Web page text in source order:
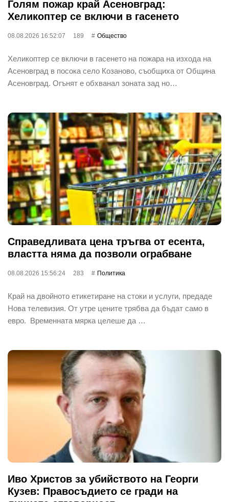
Голям пожар край Асеновград:
Хеликоптер се включи в гасенето
08.08.2026 16:52:07 189 Общество
Хеликоптер се включи в гасенето на пожара на изхода на
Асеновград в посока село Козаново, съобщиха от Община
Асеновград. Огънят е обхванал зоната зад но…
Справедливата цена тръгва от есента,
властта няма да позволи ограбване
08.08.2026 15:56:24 283 Политика
Край на двойното етикетиране на стоки и услуги, предаде
Нова телевизия. От утре цените трябва да бъдат само в
евро. Временната мярка целеше да …
Иво Христов за убийството на Георги
Кузев: Правосъдието се гради на